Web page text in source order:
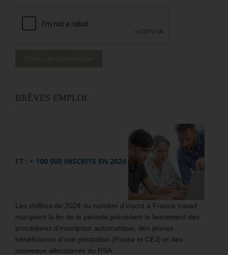
BRÈVES EMPLOI
FT : + 100 000 INSCRITS EN 2024
Les chiffres de 2024 du nombre d’inscrit à France travail
marquent la fin de la période précédant le lancement des
procédures d’inscription automatique, des jeunes
bénéficiaires d’une prestation (Pacea et CEJ) et des
nouveaux allocataires du RSA.